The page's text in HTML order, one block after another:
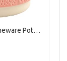
A. Celine Pink Stoneware Pot ES-17